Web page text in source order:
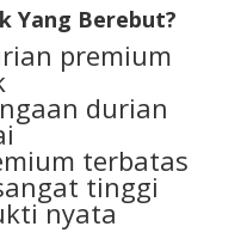
Yang Berebut?
premium
durian
terbatas
tinggi
nyata